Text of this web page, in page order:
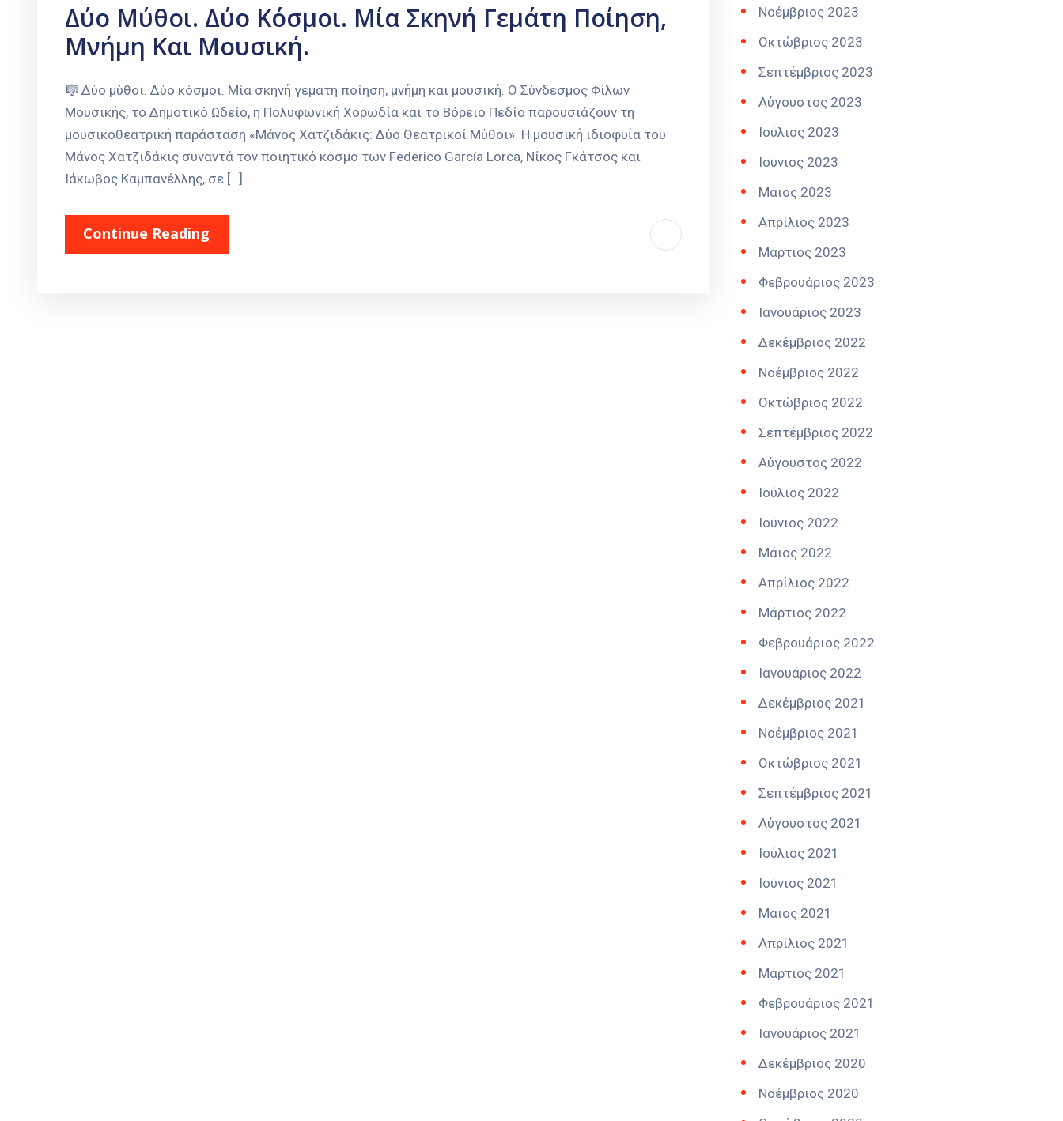
Δύο Μύθοι. Δύο Κόσμοι. Μία Σκηνή Γεμάτη Ποίηση,
Μνήμη Και Μουσική.
🎼 Δύο μύθοι. Δύο κόσμοι. Μία σκηνή γεμάτη ποίηση, μνήμη και μουσική. Ο Σύνδεσμος Φίλων
Μουσικής, το Δημοτικό Ωδείο, η Πολυφωνική Χορωδία και το Βόρειο Πεδίο παρουσιάζουν τη
μουσικοθεατρική παράσταση «Μάνος Χατζιδάκις: Δύο Θεατρικοί Μύθοι». Η μουσική ιδιοφυΐα του
Μάνος Χατζιδάκις συναντά τον ποιητικό κόσμο των Federico García Lorca, Νίκος Γκάτσος και
Ιάκωβος Καμπανέλλης, σε […]
Continue Reading
Νοέμβριος 2023
Οκτώβριος 2023
Σεπτέμβριος 2023
Αύγουστος 2023
Ιούλιος 2023
Ιούνιος 2023
Μάιος 2023
Απρίλιος 2023
Μάρτιος 2023
Φεβρουάριος 2023
Ιανουάριος 2023
Δεκέμβριος 2022
Νοέμβριος 2022
Οκτώβριος 2022
Σεπτέμβριος 2022
Αύγουστος 2022
Ιούλιος 2022
Ιούνιος 2022
Μάιος 2022
Απρίλιος 2022
Μάρτιος 2022
Φεβρουάριος 2022
Ιανουάριος 2022
Δεκέμβριος 2021
Νοέμβριος 2021
Οκτώβριος 2021
Σεπτέμβριος 2021
Αύγουστος 2021
Ιούλιος 2021
Ιούνιος 2021
Μάιος 2021
Απρίλιος 2021
Μάρτιος 2021
Φεβρουάριος 2021
Ιανουάριος 2021
Δεκέμβριος 2020
Νοέμβριος 2020